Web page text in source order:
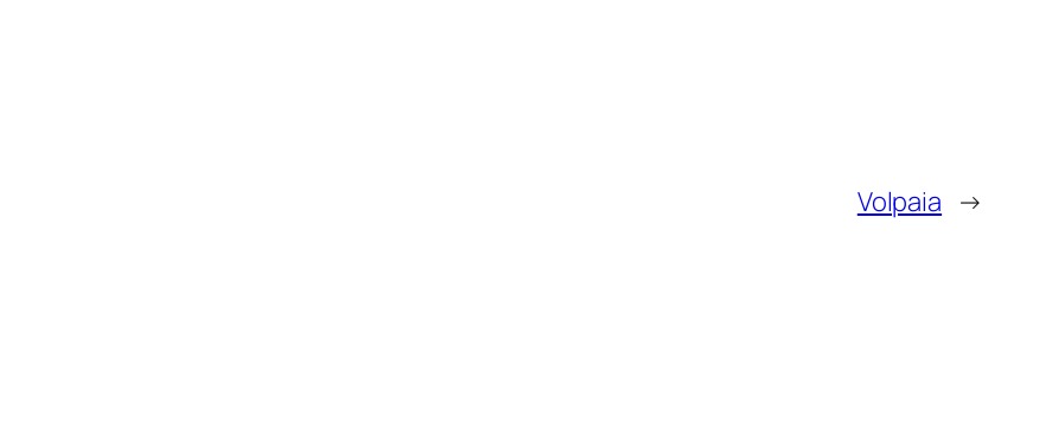
Volpaia →